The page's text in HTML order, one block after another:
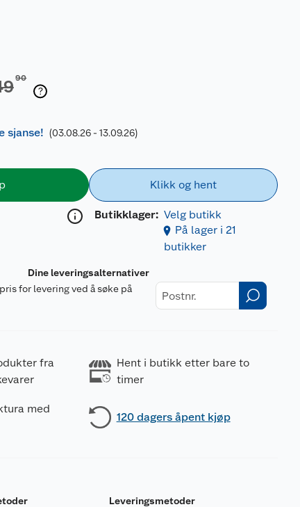
90
sjanse! (03.08.26 - 13.09.26)
Klikk og hent
Butikklager: Velg butikk
På lager i 21
butikker
Dine leveringsalternativer
for levering ved å søke på
fra
Hent i butikk etter bare to
timer
med
120 dagers åpent kjøp
Leveringsmetoder